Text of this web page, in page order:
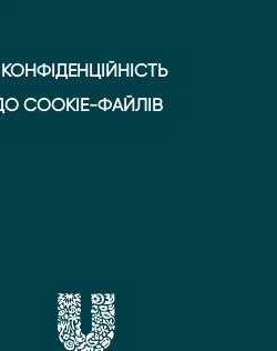
COOKIE-ФАЙЛІВ